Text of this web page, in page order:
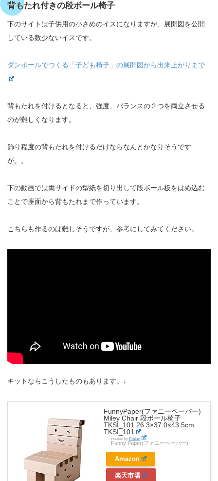
背もたれ付きの段ボール椅子
下のサイトは子供用の小さめのイスになりますが、展開図を公開
している数少ないイスです。
ダンボールでつくる「子ども椅子」の展開図から出来上がりまで
背もたれを付けるとなると、強度、バランスの２つを両立させる
のが難しくなります。
飾り程度の背もたれを付けるだけならなんとかなりそうです
が。。
下の動画では両サイドの型紙を切り出して段ボール板をはめ込む
ことで座面から背もたれまで作っています。
こちらも作るのは難しそうですが、参考にしてみてください。
キットならこうしたものもあります。↓
FunnyPaper(ファニーペーパー)
Miley Chair 段ボール椅子
TKSI_101 26.3×37.0×43.5cm
TKSI_101
created by Rinker
Funny Paper(ファニーペーパー)
Amazon
楽天市場